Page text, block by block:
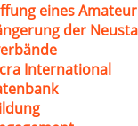
eines
der
International